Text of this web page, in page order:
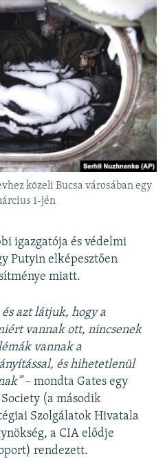
közeli Bucsa városában egy
1-jén
igazgatója és védelmi
Putyin elképesztően
miatt.
azt látjuk, hogy a
vannak ott, nincsenek
vannak a
és hihetetlenül
– mondta Gates egy
(a második
Szolgálatok Hivatala
a CIA elődje
rendezett.